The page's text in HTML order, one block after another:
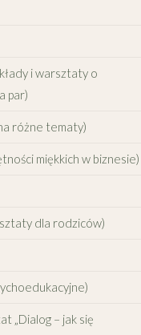
i warsztaty o
par)
różne tematy)
miękkich w biznesie)
dla rodziców)
„Dialog – jak się